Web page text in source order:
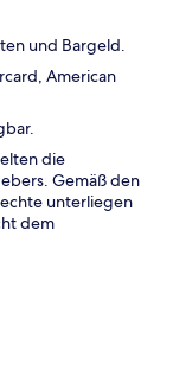
und Bargeld.
American
die
Gemäß den
unterliegen
dem